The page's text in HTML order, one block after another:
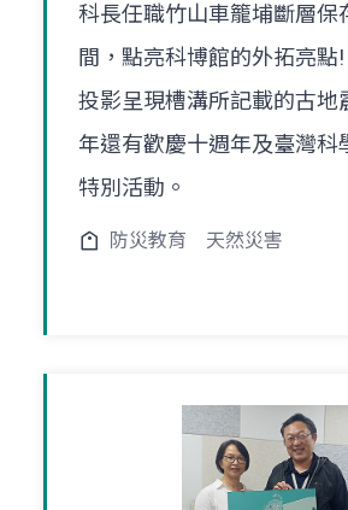
科長任職竹山車籠埔斷層保
間，點亮科博館的外拓亮點
投影呈現槽溝所記載的古地
年還有歡慶十週年及臺灣科
特別活動。
防災教育 天然災害